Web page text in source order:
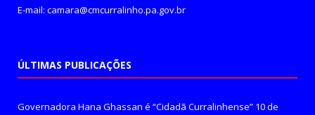
E-mail: camara@cmcurralinho.pa.gov.br
ÚLTIMAS PUBLICAÇÕES
Governadora Hana Ghassan é “Cidadã Curralinhense” 10 de